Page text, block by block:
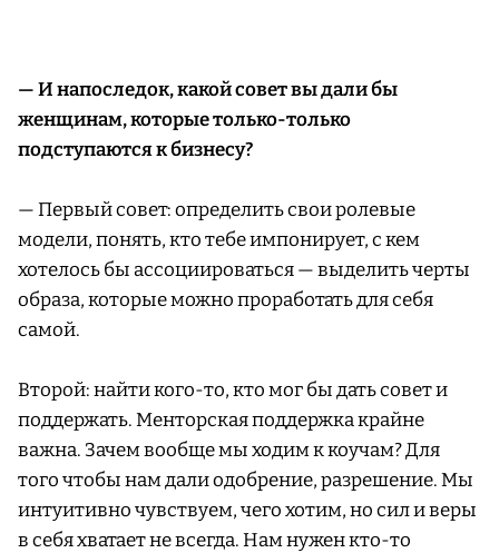
— И напоследок, какой совет вы дали бы
женщинам, которые только-только
подступаются к бизнесу?
— Первый совет: определить свои ролевые
модели, понять, кто тебе импонирует, с кем
хотелось бы ассоциироваться — выделить черты
образа, которые можно проработать для себя
самой.
Второй: найти кого-то, кто мог бы дать совет и
поддержать. Менторская поддержка крайне
важна. Зачем вообще мы ходим к коучам? Для
того чтобы нам дали одобрение, разрешение. Мы
интуитивно чувствуем, чего хотим, но сил и веры
в себя хватает не всегда. Нам нужен кто-то